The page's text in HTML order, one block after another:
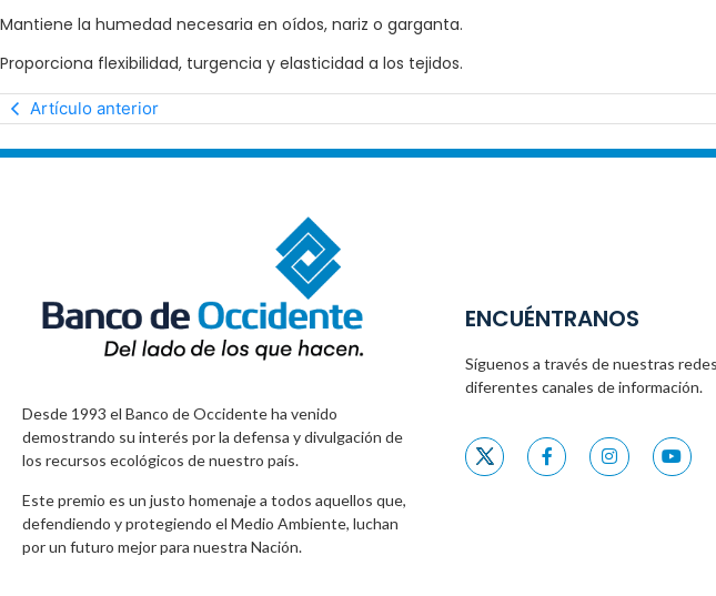
Mantiene la humedad necesaria en oídos, nariz o garganta.
Proporciona flexibilidad, turgencia y elasticidad a los tejidos.
Artículo anterior
Desde 1993 el Banco de Occidenteha venido
demostrando su interés por la defensa y divulgación de
los recursos ecológicos de nuestro país.
Este premio es un justo homenaje a todos aquellos que,
defendiendo y protegiendo el Medio Ambiente, luchan
por un futuro mejor para nuestra Nación.
ENCUÉNTRANOS
Síguenos a través de nuestras
diferentes canales de información.